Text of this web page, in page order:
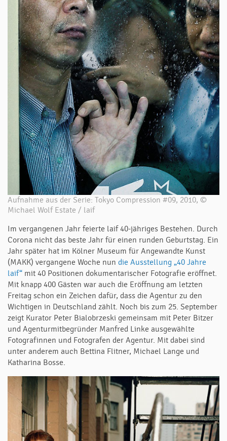
Aufnahme aus der Serie: Tokyo Compression #09, 2010, ©
Michael Wolf Estate / laif
Im vergangenen Jahr feierte laif 40-jähriges Bestehen. Durch
Corona nicht das beste Jahr für einen runden Geburtstag. Ein
Jahr später hat im Kölner Museum für Angewandte Kunst
(MAKK) vergangene Woche nun die Ausstellung „40 Jahre
laif“ mit 40 Positionen dokumentarischer Fotografie eröffnet.
Mit knapp 400 Gästen war auch die Eröffnung am letzten
Freitag schon ein Zeichen dafür, dass die Agentur zu den
Wichtigen in Deutschland zählt. Noch bis zum 25. September
zeigt Kurator Peter Bialobrzeski gemeinsam mit Peter Bitzer
und Agenturmitbegründer Manfred Linke ausgewählte
Fotografinnen und Fotografen der Agentur. Mit dabei sind
unter anderem auch Bettina Flitner, Michael Lange und
Katharina Bosse.